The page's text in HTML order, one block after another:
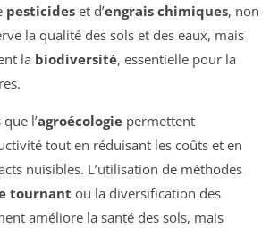
pesticides et d’engrais chimiques, non
la qualité des sols et des eaux, mais
la biodiversité, essentielle pour la
l’agroécologie permettent
tout en réduisant les coûts et en
nuisibles. L’utilisation de méthodes
tournant ou la diversification des
améliore la santé des sols, mais